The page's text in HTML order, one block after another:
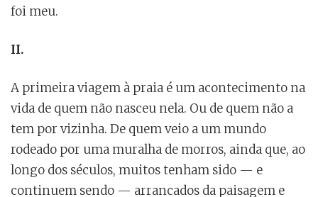
foi meu.
II.
A primeira viagem à praia é um acontecimento na
vida de quem não nasceu nela. Ou de quem não a
tem por vizinha. De quem veio a um mundo
rodeado por uma muralha de morros, ainda que, ao
longo dos séculos, muitos tenham sido — e
continuem sendo — arrancados da paisagem e